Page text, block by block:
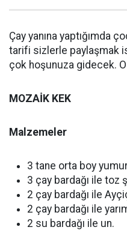
Çay yanına yaptığımda
tarifi sizlerle paylaşmak
çok hoşunuza gidecek.
MOZAİK KEK
Malzemeler
3 tane orta boy
3 çay bardağı ile toz
2 çay bardağı ile
2 çay bardağı ile
2 su bardağı ile un.